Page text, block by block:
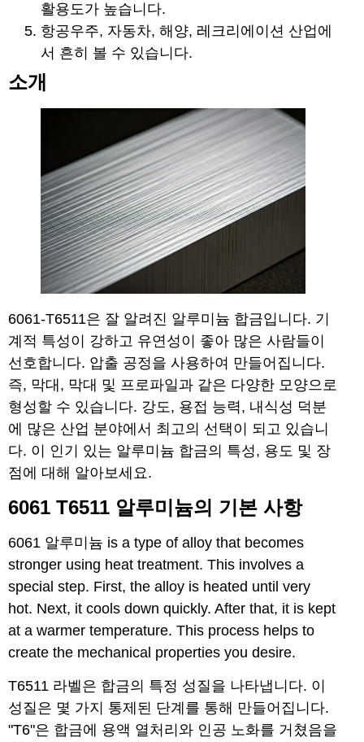
활용도가 높습니다.
항공우주, 자동차, 해양, 레크리에이션 산업에
서 흔히 볼 수 있습니다.
소개
6061-T6511은 잘 알려진 알루미늄 합금입니다. 기
계적 특성이 강하고 유연성이 좋아 많은 사람들이
선호합니다. 압출 공정을 사용하여 만들어집니다.
즉, 막대, 막대 및 프로파일과 같은 다양한 모양으로
형성할 수 있습니다. 강도, 용접 능력, 내식성 덕분
에 많은 산업 분야에서 최고의 선택이 되고 있습니
다. 이 인기 있는 알루미늄 합금의 특성, 용도 및 장
점에 대해 알아보세요.
6061 T6511 알루미늄의 기본 사항
6061 알루미늄 is a type of alloy that becomes
stronger using heat treatment. This involves a
special step. First, the alloy is heated until very
hot. Next, it cools down quickly. After that, it is kept
at a warmer temperature. This process helps to
create the mechanical properties you desire.
T6511 라벨은 합금의 특정 성질을 나타냅니다. 이
성질은 몇 가지 통제된 단계를 통해 만들어집니다.
"T6"은 합금에 용액 열처리와 인공 노화를 거쳤음을